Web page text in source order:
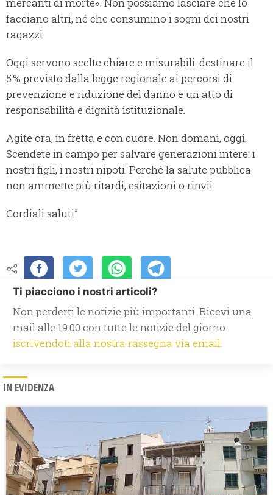
mercanti di morte». Non possiamo lasciare che lo
facciano altri, né che consumino i sogni dei nostri
ragazzi.
Oggi servono scelte chiare e misurabili: destinare il
5 % previsto dalla legge regionale ai percorsi di
prevenzione e riduzione del danno è un atto di
responsabilità e dignità istituzionale.
Agite ora, in fretta e con cuore. Non domani, oggi.
Scendete in campo per salvare generazioni intere: i
nostri figli, i nostri nipoti. Perché la salute pubblica
non ammette più ritardi, esitazioni o rinvii.
Cordiali saluti”
Ti piacciono i nostri articoli?
Non perderti le notizie più importanti. Ricevi una
mail alle 19.00 con tutte le notizie del giorno
iscrivendoti alla nostra rassegna via email.
IN EVIDENZA